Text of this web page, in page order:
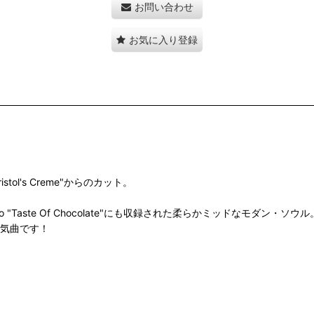
お問い合わせ
お気に入り登録
Creme"からのカット。
Of Chocolate"にも収録された柔らかミッドなモダン・ソウル
曲です！